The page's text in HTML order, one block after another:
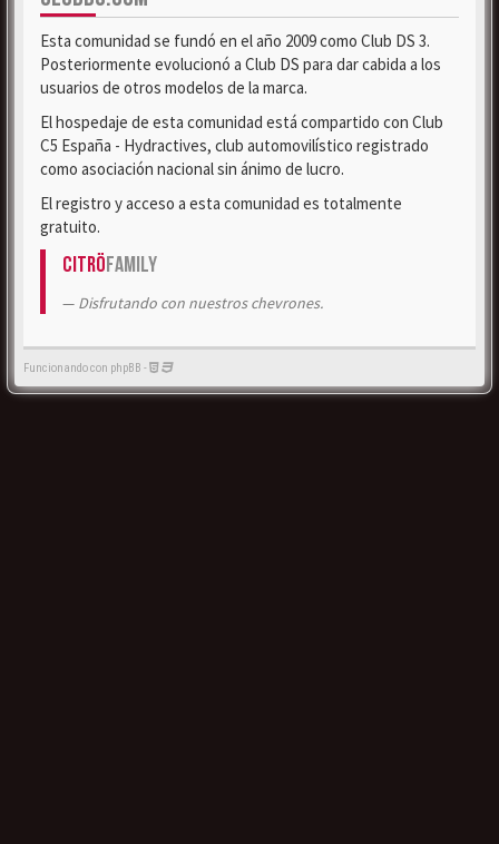
Esta comunidad se fundó en el año 2009 como Club DS 3.
Posteriormente evolucionó a Club DS para dar cabida a los
usuarios de otros modelos de la marca.
El hospedaje de esta comunidad está compartido con Club
C5 España - Hydractives, club automovilístico registrado
como asociación nacional sin ánimo de lucro.
El registro y acceso a esta comunidad es totalmente
gratuito.
CitröFamily
Disfrutando con nuestros chevrones.
Funcionando con phpBB -